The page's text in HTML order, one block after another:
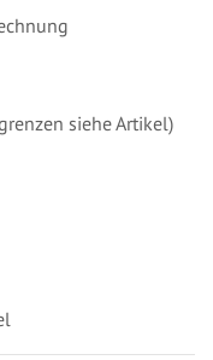
siehe Artikel)